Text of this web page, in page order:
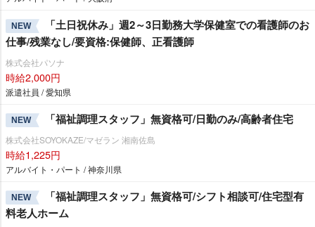
NEW
「土日祝休み」週2～3日勤務大学保健室での看護師のお
仕事/残業なし/要資格:保健師、正看護師
株式会社パソナ
時給2,000円
派遣社員 / 愛知県
NEW 「福祉調理スタッフ」無資格可/日勤のみ/高齢者住宅
株式会社SOYOKAZE/マゼラン 湘南佐島
時給1,225円
アルバイト・パート / 神奈川県
NEW
「福祉調理スタッフ」無資格可/シフト相談可/住宅型有
料老人ホーム